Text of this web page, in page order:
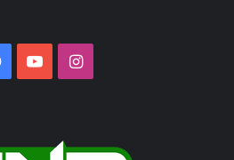
Facebook
YouTubeInstagram